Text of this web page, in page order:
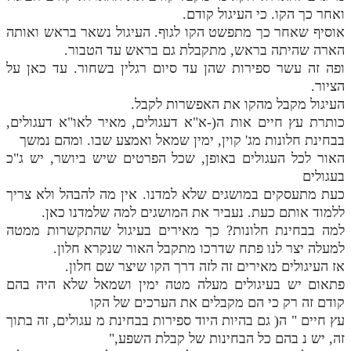
ואחר כך הקו. כי העיגול קודם.
אוסיף שאחר כך מתפשט הקו לגוף. העיגול נשאר בראש ואותה
הארה שהיתה בראש, מתקבלת גם בראש עד הטבור.
ופה זה עשר ספירות שהן עד סיום רגלין בשחור. עד כאן על
הציור.
העיגול מקבל מהקו את האפשרות לקבל.
כותרת עץ חיים אות ה(-א"א דעגולים, מאיר לאו"א דעגולים,
בבחינת חלונות מג' קוין, ימין שמאל ואמצע שבו. ומהם נמשך
האור לכל העגולים באופן, שכל הפרטים שיש ביושר, יש ג"כ
בעגולים
כעת מתעסקים במושגים שלא למדנו. אין מה להבהל ולא צריך
ללמוד אותם כעת. נעביר את המושגים למה שלמדנו כאן.
למה בבחינת חלונות? כך מאירים בעיגול שהתקשרות ממטה
למעלה יצר לנו פתח שדרכו מתקבל האור שנקרא חלון.
אז העיגולים מאירים זה לזה דרך הקו שיצר שם חלון.
פתאום יש בעיגולים מעלה מטה ימין ושמאל שלא היה בהם
קודם זה רק כי הם מקבלים את הערכים של הקו
עץ חיים " ה( גם בהיות היוד ספירות בבחינת מ עגולים, זה בתוך
זה, יש נ בהם כל הבחינות של קבלת השפע,"